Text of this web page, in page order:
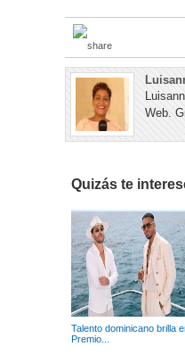
Web.
Quizás te
Talento dominicano brilla
Premio...